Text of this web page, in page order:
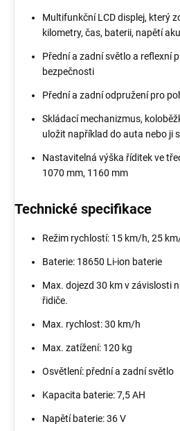
Multifunkční LCD displej, který
kilometry, čas, baterii, napětí
Přední a zadní světlo a reflexní
bezpečnosti
Přední a zadní odpružení pro
Skládací mechanizmus,
uložit například do auta nebo ji
Nastavitelná výška říditek ve
1070 mm, 1160 mm
Technické specifikace
Režim rychlostí: 15 km/h, 25
Baterie: 18650 Li-ion baterie
Max. dojezd 30 km v závislosti
řidiče.
Max. rychlost: 30 km/h
Max. zatížení: 120 kg
Osvětlení: přední a zadní světlo
Kapacita baterie: 7,5 AH
Napětí baterie: 36 V